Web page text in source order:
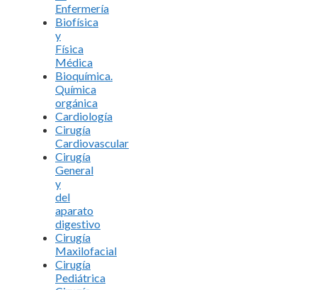
Enfermería
Biofísica
y
Física
Médica
Bioquímica.
Química
orgánica
Cardiología
Cirugía
Cardiovascular
Cirugía
General
y
del
aparato
digestivo
Cirugía
Maxilofacial
Cirugía
Pediátrica